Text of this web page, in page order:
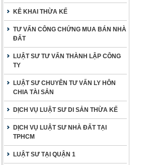
KÊ KHAI THỪA KẾ
TƯ VẤN CÔNG CHỨNG MUA BÁN NHÀ
ĐẤT
LUẬT SƯ TƯ VẤN THÀNH LẬP CÔNG
TY
LUẬT SƯ CHUYÊN TƯ VẤN LY HÔN
CHIA TÀI SẢN
DỊCH VỤ LUẬT SƯ DI SẢN THỪA KẾ
DỊCH VỤ LUẬT SƯ NHÀ ĐẤT TẠI
TPHCM
LUẬT SƯ TẠI QUẬN 1